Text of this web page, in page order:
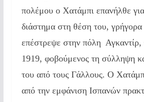
πολέμου ο Χατάμπι επανήλθε
διάστημα στη θέση του,
επέστρεψε στην πόλη Αγκαντίρ,
1919, φοβούμενος τη σύλληψη
του από τους Γάλλους. Ο
από την εμφάνιση Ισπανών